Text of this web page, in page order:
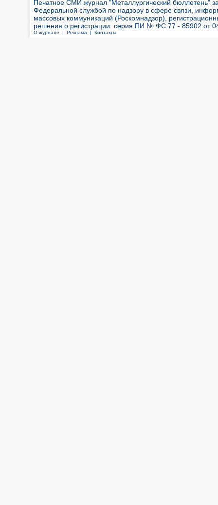
Печатное СМИ журнал "Металлургический бюллетень"
Федеральной службой по надзору в сфере связи,
массовых коммуникаций (Роскомнадзор),
решения о регистрации: серия ПИ № ФС 77 - 85902 от 04
О журнале | Реклама | Контакты